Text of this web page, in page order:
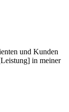
und Kunden
in meiner